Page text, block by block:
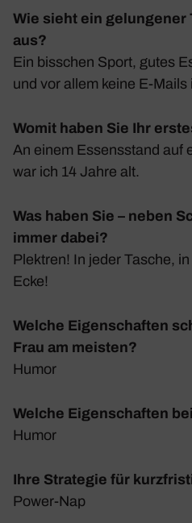
Wie sieht ein gelungener
aus?
Ein biss­chen Sport, gutes
und vor allem keine
Womit haben Sie Ihr
An einem Essens­stand auf
war ich 14 Jahre alt.
Was haben Sie – neben
immer dabei?
Plek­tren! In jeder Tasche,
Ecke!
Welche Eigenschaften
Frau am meisten?
Humor
Welche Eigenschaften
Humor
Ihre Strategie für
Power-Nap